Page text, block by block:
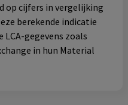
op cijfers in vergelijking
berekende indicatie
LCA-gegevens zoals
in hun Material